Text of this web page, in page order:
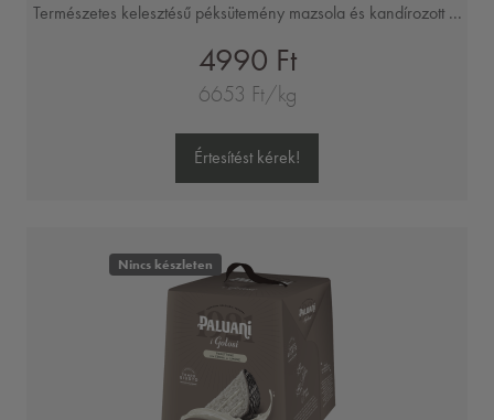
Természetes kelesztésű péksütemény mazsola és kandírozott ...
4990 Ft
6653 Ft/kg
Értesítést kérek!
Nincs készleten